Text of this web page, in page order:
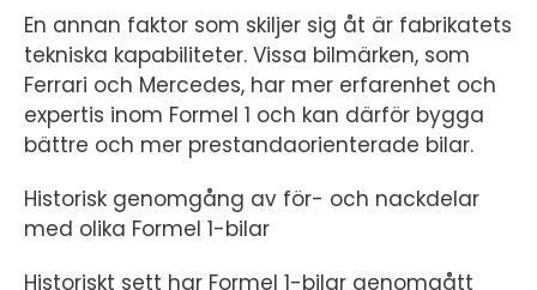
En annan faktor som skiljer sig åt är fabrikatets
tekniska kapabiliteter. Vissa bilmärken, som
Ferrari och Mercedes, har mer erfarenhet och
expertis inom Formel 1 och kan därför bygga
bättre och mer prestandaorienterade bilar.
Historisk genomgång av för- och nackdelar
med olika Formel 1-bilar
Historiskt sett har Formel 1-bilar genomgått